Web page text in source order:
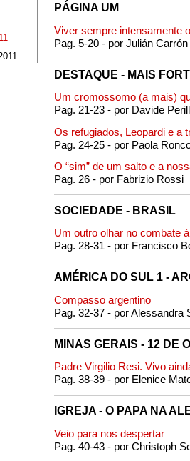
PÁGINA UM
Viver sempre intensamente
Pag. 5-20 - por Julián Carrón
DESTAQUE - MAIS
Um cromossomo (a mais)
Pag. 21-23 - por Davide
Os refugiados, Leopardi e a
Pag. 24-25 - por Paola
O “sim” de um salto e a
Pag. 26 - por Fabrizio Rossi
SOCIEDADE - BRASIL
Um outro olhar no combate
Pag. 28-31 - por Francisco
AMÉRICA DO SUL 1 -
Compasso argentino
Pag. 32-37 - por Alessandra
MINAS GERAIS - 12 DE
Padre Virgilio Resi. Vivo
Pag. 38-39 - por Elenice
IGREJA - O PAPA NA
Veio para nos despertar
Pag. 40-43 - por Christoph